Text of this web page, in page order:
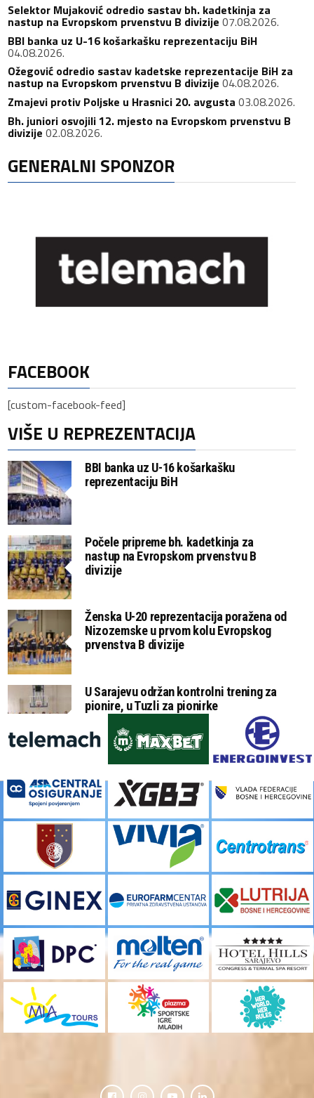
Selektor Mujaković odredio sastav bh. kadetkinja za
nastup na Evropskom prvenstvu B divizije 07.08.2026.
BBI banka uz U-16 košarkašku reprezentaciju BiH
04.08.2026.
Ožegović odredio sastav kadetske reprezentacije BiH za
nastup na Evropskom prvenstvu B divizije 04.08.2026.
Zmajevi protiv Poljske u Hrasnici 20. avgusta 03.08.2026.
Bh. juniori osvojili 12. mjesto na Evropskom prvenstvu B
divizije 02.08.2026.
GENERALNI SPONZOR
FACEBOOK
[custom-facebook-feed]
VIŠE U REPREZENTACIJA
BBI banka uz U-16 košarkašku
reprezentaciju BiH
Počele pripreme bh. kadetkinja za
nastup na Evropskom prvenstvu B
divizije
Ženska U-20 reprezentacija poražena od
Nizozemske u prvom kolu Evropskog
prvenstva B divizije
U Sarajevu održan kontrolni trening za
pionire, u Tuzli za pionirke